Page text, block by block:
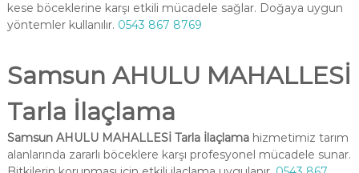
kese böceklerine karşı etkili mücadele sağlar. Doğaya uygun
yöntemler kullanılır. 0543 867 8769
Samsun AHULU MAHALLESİ
Tarla İlaçlama
Samsun AHULU MAHALLESİ Tarla İlaçlamahizmetimiz tarım
alanlarında zararlı böceklere karşı profesyonel mücadele sunar.